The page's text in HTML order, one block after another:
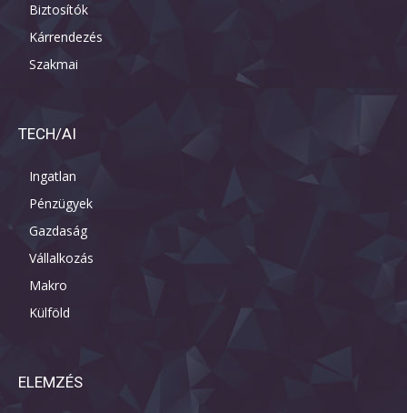
Biztosítók
Kárrendezés
Szakmai
TECH/AI
Ingatlan
Pénzügyek
Gazdaság
Vállalkozás
Makro
Külföld
ELEMZÉS